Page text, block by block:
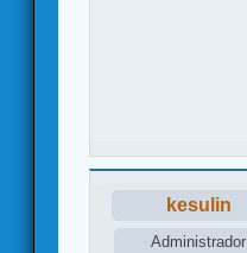
kesulin
Administrador